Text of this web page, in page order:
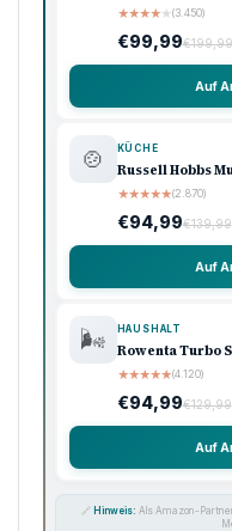
★★★★★(3.450)
€99,99€199,99
Auf
🍲 KÜCHE
Russell Hobbs
★★★★★(2.870)
€94,99€139,99
Auf
🌬️ HAUSHALT
Rowenta Turbo
★★★★★(4.120)
€94,99€129,99
Auf
🔗 Hinweis: Als Amazon-